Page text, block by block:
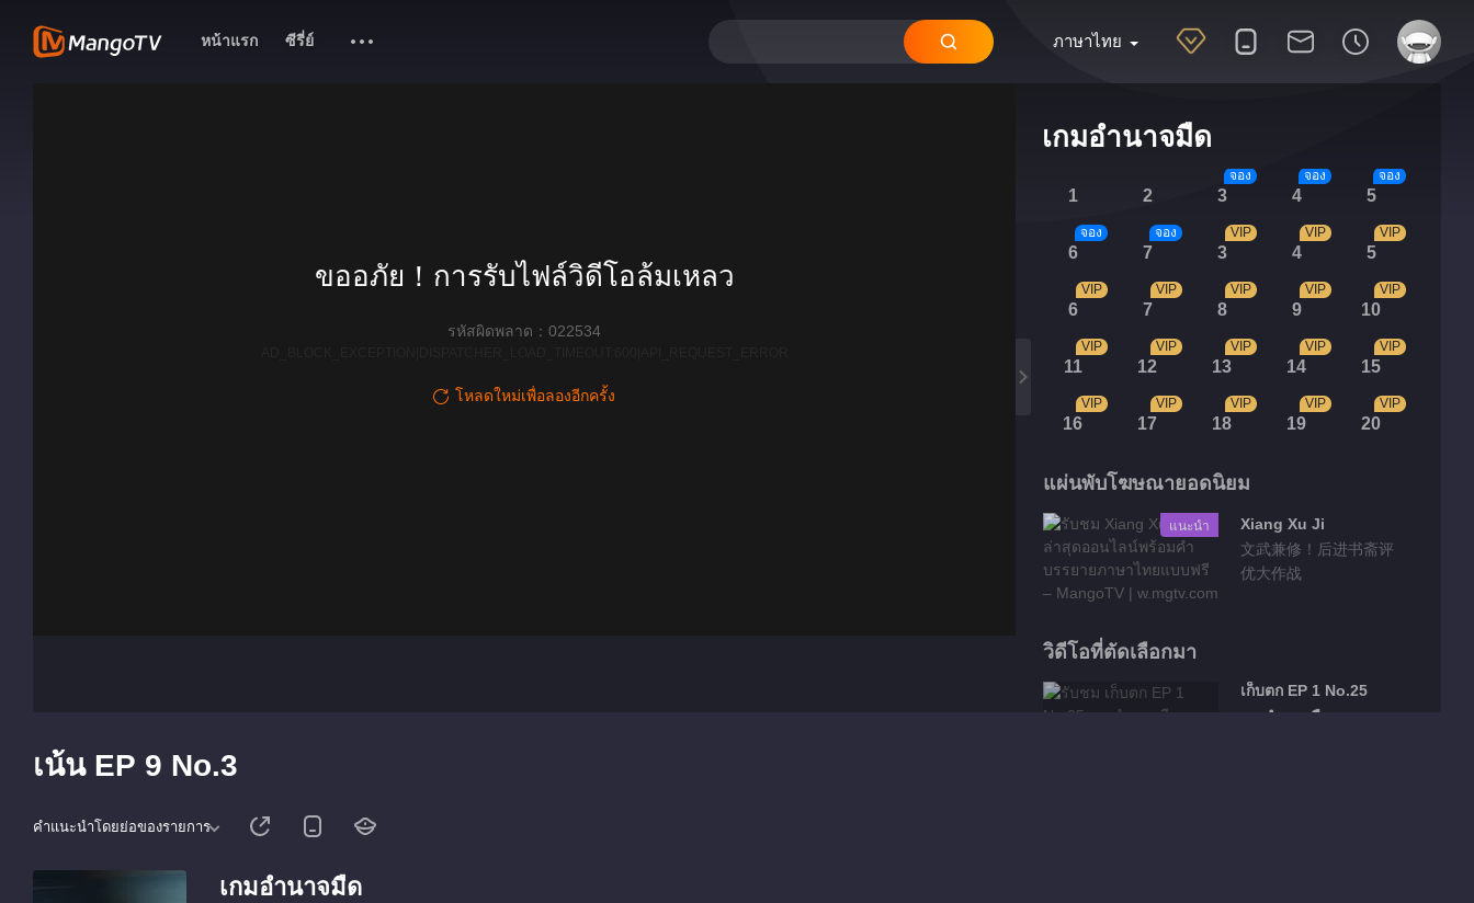
ภาษาไทย
หน้าแรก ซีรี่ย์
เกมอำนาจมืด
1 2 3
จอง
4
จอง
5
จอง
6
จอง
7
จอง
3
VIP
4
VIP
5
VIP
6
VIP
7
VIP
8
VIP
9
VIP
10
VIP
11
VIP
12
VIP
13
VIP
14
VIP
15
VIP
16
VIP
17
VIP
18
VIP
19
VIP
20
VIP
แผ่นพับโฆษณายอดนิยม
แนะนำ
Xiang Xu Ji
文武兼修！后进书斋评
优大作战
วิดีโอที่ตัดเลือกมา
เก็บตก EP 1 No.25
เกมอำนาจมืด
ขออภัย！การรับไฟล์วิดีโอล้มเหลว
รหัสผิดพลาด：022534
โหลดใหม่เพื่อลองอีกครั้ง
เน้น EP 9 No.3
คำแนะนำโดยย่อของรายการ
เกมอำนาจมืด